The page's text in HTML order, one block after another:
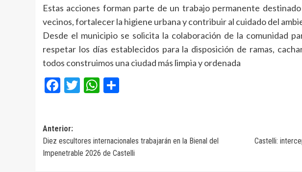
Estas acciones forman parte de un trabajo permanente
vecinos, fortalecer la higiene urbana y contribuir al cuidado del
Desde el municipio se solicita la colaboración de la comunidad
respetar los días establecidos para la disposición de ramas,
todos construimos una ciudad más limpia y ordenada
Facebook
TwitterWhatsApp
Navegación
de
entradas
Anterior:
Diez escultores internacionales trabajarán en la Bienal del
Impenetrable 2026 de Castelli
Castelli: